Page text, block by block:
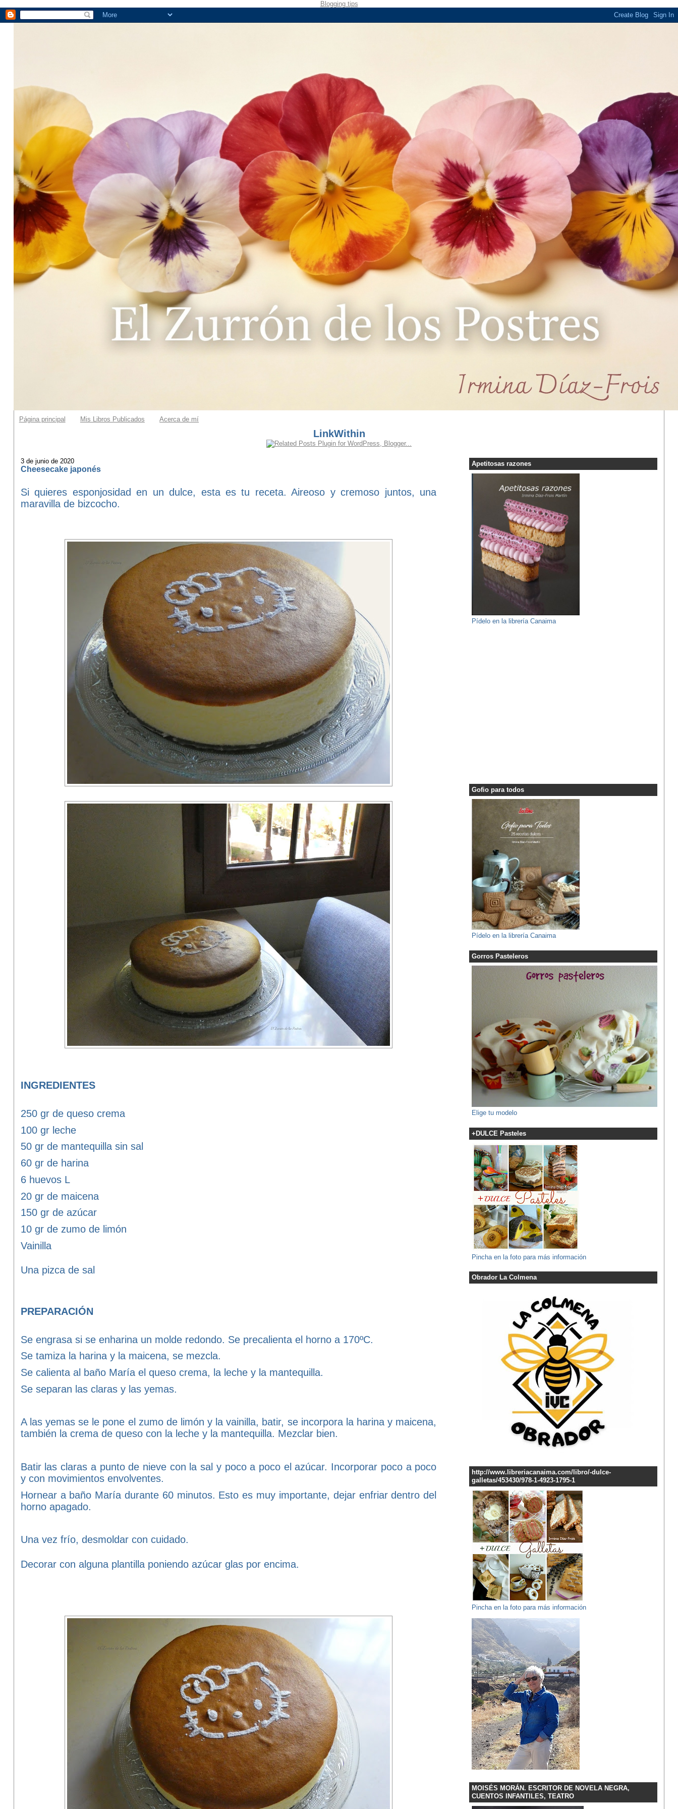
Blogging tips
Página principal Mis Libros Publicados Acerca de mí
LinkWithin
3 de junio de 2020
Cheesecake japonés
Si quieres esponjosidad en un dulce, esta es tu receta. Aireoso y cremoso juntos, una
maravilla de bizcocho.
INGREDIENTES
250 gr de queso crema
100 gr leche
50 gr de mantequilla sin sal
60 gr de harina
6 huevos L
20 gr de maicena
150 gr de azúcar
10 gr de zumo de limón
Vainilla
Una pizca de sal
PREPARACIÓN
Se engrasa si se enharina un molde redondo. Se precalienta el horno a 170ºC.
Se tamiza la harina y la maicena, se mezcla.
Se calienta al baño María el queso crema, la leche y la mantequilla.
Se separan las claras y las yemas.
A las yemas se le pone el zumo de limón y la vainilla, batir, se incorpora la harina y maicena,
también la crema de queso con la leche y la mantequilla. Mezclar bien.
Batir las claras a punto de nieve con la sal y poco a poco el azúcar. Incorporar poco a poco
y con movimientos envolventes.
Hornear a baño María durante 60 minutos. Esto es muy importante, dejar enfriar dentro del
horno apagado.
Una vez frío, desmoldar con cuidado.
Decorar con alguna plantilla poniendo azúcar glas por encima.
Apetitosas razones
Pídelo en la librería Canaima
Gofio para todos
Pídelo en la librería Canaima
Gorros Pasteleros
Elige tu modelo
+DULCE Pasteles
Pincha en la foto para más información
Obrador La Colmena
http://www.libreriacanaima.com/libro/-dulce-
galletas/453430/978-1-4923-1795-1
Pincha en la foto para más información
MOISÉS MORÁN. ESCRITOR DE NOVELA NEGRA,
CUENTOS INFANTILES, TEATRO